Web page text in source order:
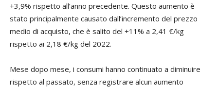
+3,9% rispetto all’anno precedente. Questo aumento è
stato principalmente causato dall’incremento del prezzo
medio di acquisto, che è salito del +11% a 2,41 €/kg
rispetto ai 2,18 €/kg del 2022.
Mese dopo mese, i consumi hanno continuato a diminuire
rispetto al passato, senza registrare alcun aumento